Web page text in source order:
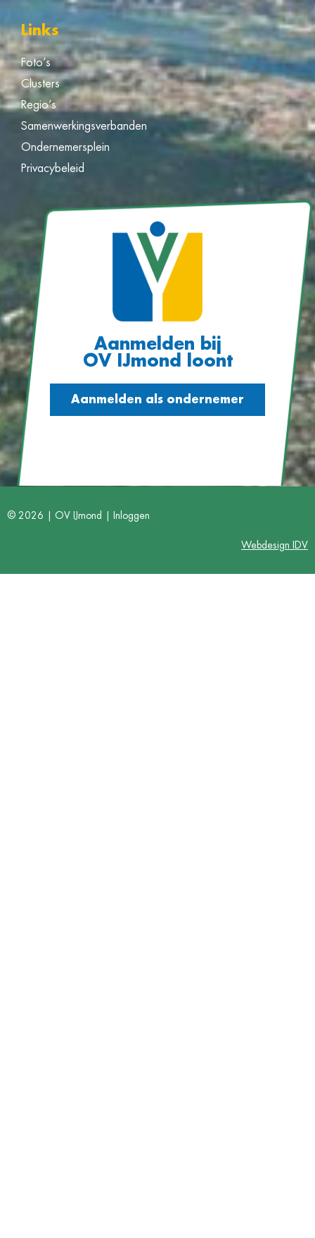
Links
Foto’s
Clusters
Regio’s
Samenwerkingsverbanden
Ondernemersplein
Privacybeleid
Aanmelden bij
OV IJmond loont
Aanmelden als ondernemer
© 2026 | OV IJmond | Inloggen
Webdesign IDV